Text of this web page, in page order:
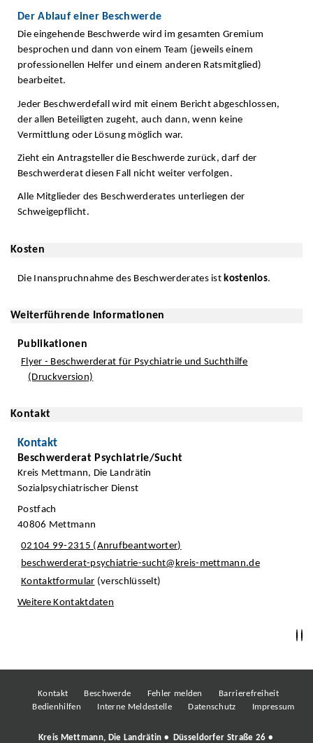
Der Ablauf einer Beschwerde
Die eingehende Beschwerde wird im gesamten Gremium
besprochen und dann von einem Team (jeweils einem
professionellen Helfer und einem anderen Ratsmitglied)
bearbeitet.
Jeder Beschwerdefall wird mit einem Bericht abgeschlossen,
der allen Beteiligten zugeht, auch dann, wenn keine
Vermittlung oder Lösung möglich war.
Zieht ein Antragsteller die Beschwerde zurück, darf der
Beschwerderat diesen Fall nicht weiter verfolgen.
Alle Mitglieder des Beschwerderates unterliegen der
Schweigepflicht.
Kosten
Die Inanspruchnahme des Beschwerderates ist kostenlos.
Weiterführende Informationen
Publikationen
Flyer - Beschwerderat für Psychiatrie und Suchthilfe
(Druckversion)
Kontakt
Kontakt
Beschwerderat Psychiatrie/Sucht
Kreis Mettmann, Die Landrätin
Sozialpsychiatrischer Dienst
Postfach
40806 Mettmann
02104 99-2315 (Anrufbeantworter)
beschwerderat-psychiatrie-sucht@kreis-mettmann.de
Kontaktformular (verschlüsselt)
Weitere Kontaktdaten
Kontakt Beschwerde Fehler melden
Barrierefreiheit
Bedienhilfen
Interne Meldestelle Datenschutz Impressum
Kreis Mettmann, Die Landrätin • Düsseldorfer Straße 26 •